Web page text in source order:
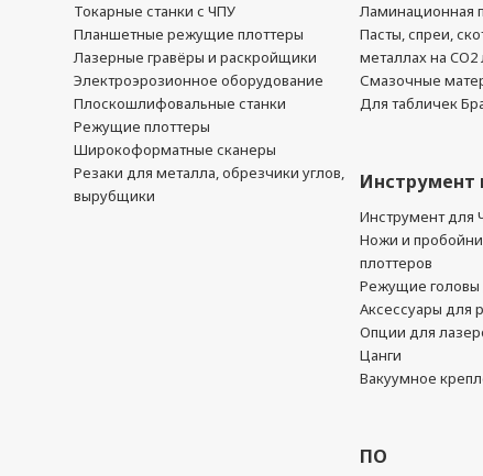
Токарные станки с ЧПУ
Планшетные режущие плоттеры
Лазерные гравёры и раскройщики
Электроэрозионное оборудование
Плоскошлифовальные станки
Режущие плоттеры
Широкоформатные сканеры
Резаки для металла, обрезчики углов,
вырубщики
Ламинационная
Пасты, спреи,
металлах на CO2
Смазочные
Для табличек
Инструмент
Инструмент для
Ножи и
плоттеров
Режущие головы
Аксессуары для
Опции для
Цанги
Вакуумное
ПО